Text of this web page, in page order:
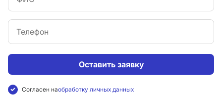
Оставить заявку
Согласен наобработку личных данных